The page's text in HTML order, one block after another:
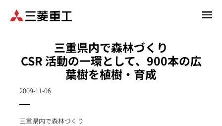
三重県内で森林づくり
CSR 活動の一環として、900本の広
葉樹を植樹・育成
2009-11-06
三重県内で森林づくり